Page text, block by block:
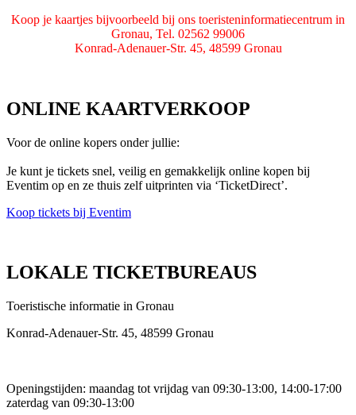
Koop je kaartjes bijvoorbeeld bij ons toeristeninformatiecentrum in
Gronau, Tel. 02562 99006
Konrad-Adenauer-Str. 45, 48599 Gronau
ONLINE KAARTVERKOOP
Voor de online kopers onder jullie:
Je kunt je tickets snel, veilig en gemakkelijk online kopen bij
Eventim op en ze thuis zelf uitprinten via ‘TicketDirect’.
Koop tickets bij Eventim
LOKALE TICKETBUREAUS
Toeristische informatie in Gronau
Konrad-Adenauer-Str. 45, 48599 Gronau
Openingstijden: maandag tot vrijdag van 09:30-13:00, 14:00-17:00
zaterdag van 09:30-13:00